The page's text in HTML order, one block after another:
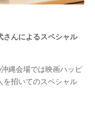
さんによるスペシャル
縄会場では映画ハッピ
を招いてのスペシャル